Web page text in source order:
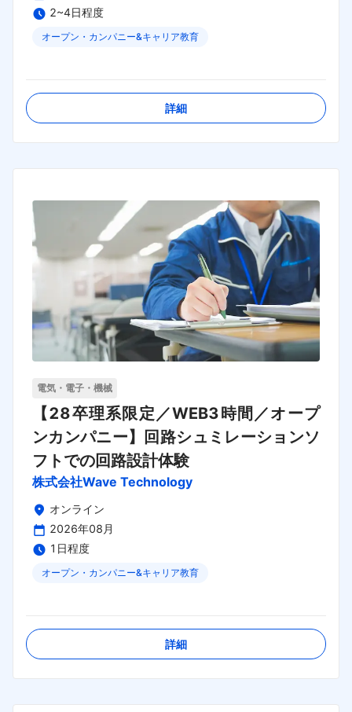
2~4日程度
オープン・カンパニー&キャリア教育
詳細
電気・電子・機械
【28卒理系限定／WEB3時間／オープ
ンカンパニー】回路シュミレーションソ
フトでの回路設計体験
株式会社Wave Technology
オンライン
2026年08月
1日程度
オープン・カンパニー&キャリア教育
詳細